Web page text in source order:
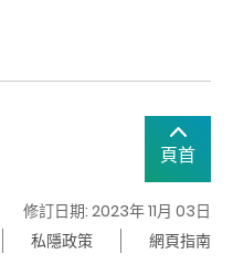
頁首
修訂日期: 2023年 11月 03日
私隱政策 網頁指南